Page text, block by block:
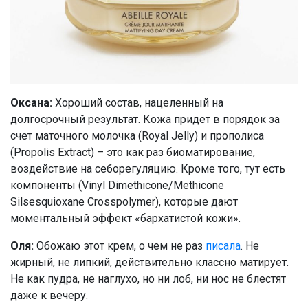
Оксана: Хороший состав, нацеленный на
долгосрочный результат. Кожа придет в порядок за
счет маточного молочка (Royal Jelly) и прополиса
(Propolis Extract) – это как раз биоматирование,
воздействие на себорегуляцию. Кроме того, тут есть
компоненты (Vinyl Dimethicone/Methicone
Silsesquioxane Crosspolymer), которые дают
моментальный эффект «бархатистой кожи».
Оля: Обожаю этот крем, о чем не раз писала. Не
жирный, не липкий, действительно классно матирует.
Не как пудра, не наглухо, но ни лоб, ни нос не блестят
даже к вечеру.